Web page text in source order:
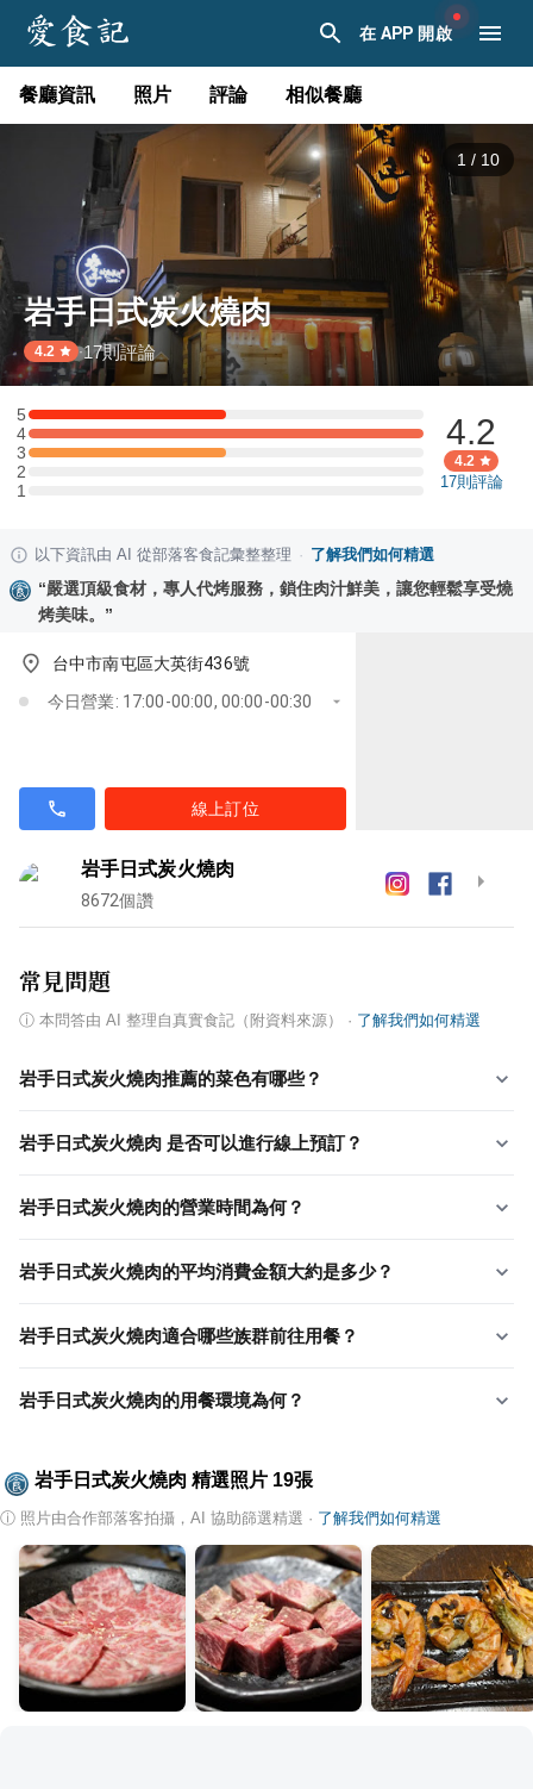
在 APP 開啟
餐廳資訊 照片 評論 相似餐廳
1 / 10
岩手日式炭火燒肉
4.2 ·17則評論
5
5 星：1 則評論
4
4 星：2 則評論
3
3 星：1 則評論
2
2 星：0 則評論
11 星：0 則評論
4.2
4.2
17則評論
以下資訊由 AI 從部落客食記彙整整理 · 了解我們如何精選
“嚴選頂級食材，專人代烤服務，鎖住肉汁鮮美，讓您輕鬆享受燒
烤美味。 ”
台中市南屯區大英街436號
今日營業: 17:00-00:00, 00:00-00:30
線上訂位
岩手日式炭火燒肉
8672個讚
常見問題
ⓘ 本問答由 AI 整理自真實食記（附資料來源） · 了解我們如何精選
岩手日式炭火燒肉推薦的菜色有哪些？
岩手日式炭火燒肉 是否可以進行線上預訂？
岩手日式炭火燒肉的營業時間為何？
岩手日式炭火燒肉的平均消費金額大約是多少？
岩手日式炭火燒肉適合哪些族群前往用餐？
岩手日式炭火燒肉的用餐環境為何？
岩手日式炭火燒肉 精選照片 19張
ⓘ 照片由合作部落客拍攝，AI 協助篩選精選 · 了解我們如何精選